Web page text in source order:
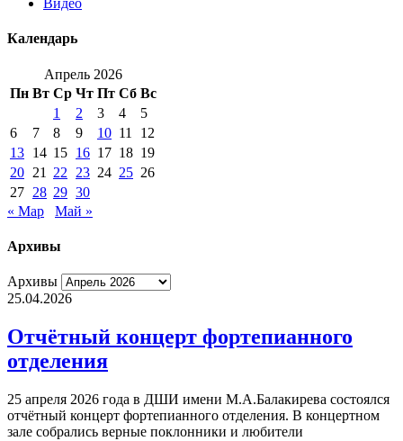
Видео
Календарь
Апрель 2026
Пн Вт Ср Чт Пт Сб Вс
1
2 3 4
5
6
7 8 9 10 11
12
13 14 15 16 17 18 19
20 21 22 23 24 25 26
27 28 29 30
« Мар
Май »
Архивы
Архивы
25.04.2026
Отчётный концерт фортепианного
отделения
25 апреля 2026 года в ДШИ имени М.А.Балакирева состоялся
отчётный концерт фортепианного отделения. В концертном
зале собрались верные поклонники и любители